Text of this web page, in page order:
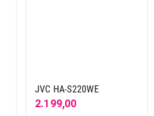
JVC HA-S220WE
2.199,00